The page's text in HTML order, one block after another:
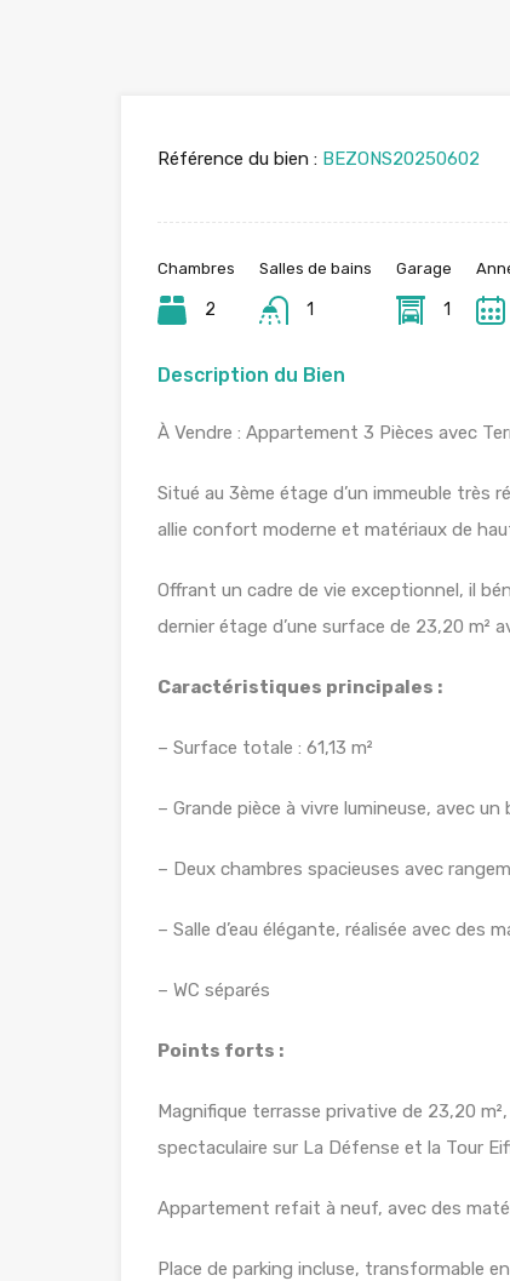
Référence du bien : BEZONS20250602
Chambres
2
Salles de bains
1
Garage
1
Description du Bien
À Vendre : Appartement 3 Pièces avec
Situé au 3ème étage d’un immeuble très
allie confort moderne et matériaux de
Offrant un cadre de vie exceptionnel, il
dernier étage d’une surface de 23,20 m²
Caractéristiques principales :
– Surface totale : 61,13 m²
– Grande pièce à vivre lumineuse, avec
– Deux chambres spacieuses avec
– Salle d’eau élégante, réalisée avec des
– WC séparés
Points forts :
Magnifique terrasse privative de 23,20
spectaculaire sur La Défense et la Tour
Appartement refait à neuf, avec des
Place de parking incluse, transformable